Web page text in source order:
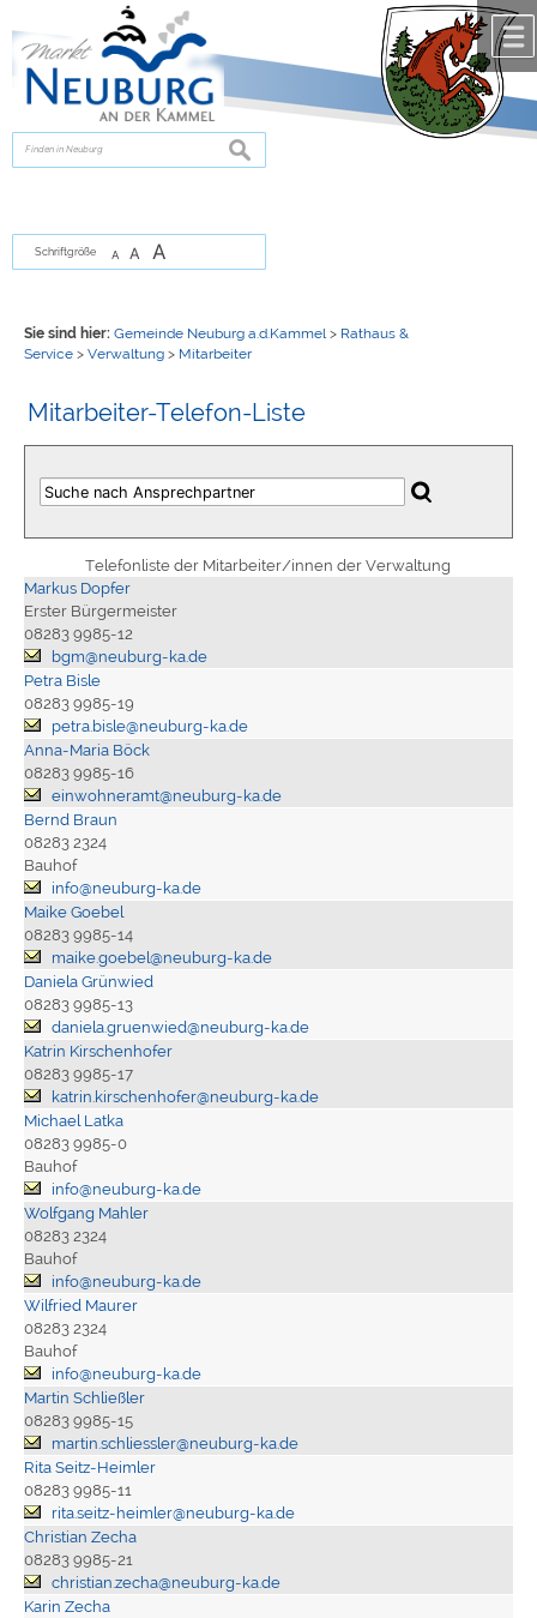
zur Navigationoder
springen.
suchen
Schriftgröße A A A
Sie sind hier: Gemeinde Neuburg a.d.Kammel > Rathaus &
Service> Verwaltung> Mitarbeiter
Mitarbeiter-Telefon-Liste
Telefonliste der Mitarbeiter/innen der Verwaltung
Markus Dopfer
Erster Bürgermeister
08283 9985-12
bgm@neuburg-ka.de
Petra Bisle
08283 9985-19
petra.bisle@neuburg-ka.de
Anna-Maria Böck
08283 9985-16
einwohneramt@neuburg-ka.de
Bernd Braun
08283 2324
Bauhof
info@neuburg-ka.de
Maike Goebel
08283 9985-14
maike.goebel@neuburg-ka.de
Daniela Grünwied
08283 9985-13
daniela.gruenwied@neuburg-ka.de
Katrin Kirschenhofer
08283 9985-17
katrin.kirschenhofer@neuburg-ka.de
Michael Latka
08283 9985-0
Bauhof
info@neuburg-ka.de
Wolfgang Mahler
08283 2324
Bauhof
info@neuburg-ka.de
Wilfried Maurer
08283 2324
Bauhof
info@neuburg-ka.de
Martin Schließler
08283 9985-15
martin.schliessler@neuburg-ka.de
Rita Seitz-Heimler
08283 9985-11
rita.seitz-heimler@neuburg-ka.de
Christian Zecha
08283 9985-21
christian.zecha@neuburg-ka.de
Karin Zecha